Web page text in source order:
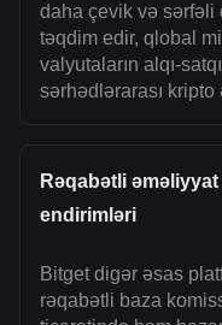
daha çevik və sərfəli
təqdim edir, qlobal
valyutaların alqı-
sərhədlərarası kripto
Rəqabətli
endirimləri
Bitget digər əsas
rəqabətli baza